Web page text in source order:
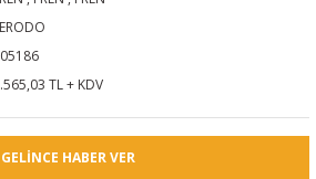
TL + KDV
GELINCE HABER VER